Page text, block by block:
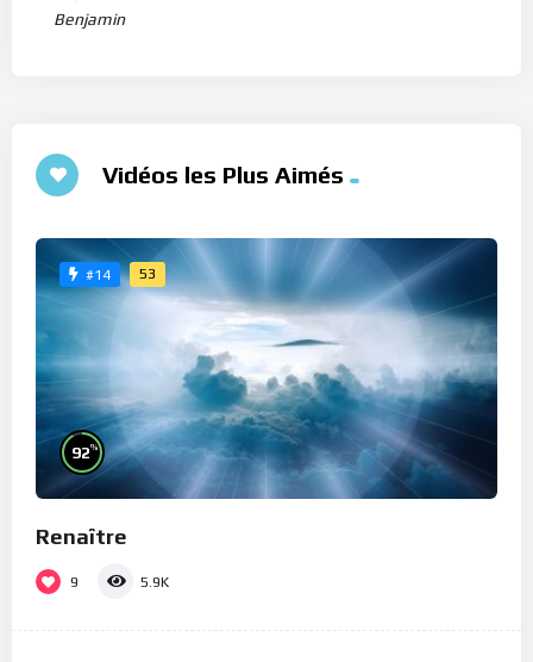
Benjamin
Vidéos les Plus Aimés
#14 53
92%
Renaître
9 5.9K